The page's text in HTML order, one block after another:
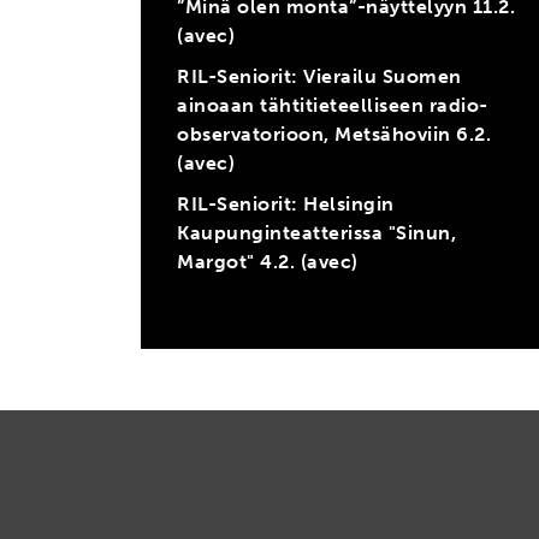
”Minä olen monta”-näyttelyyn 11.2.
(avec)
RIL-Seniorit: Vierailu Suomen
ainoaan tähtitieteelliseen radio-
observatorioon, Metsähoviin 6.2.
(avec)
RIL-Seniorit: Helsingin
Kaupunginteatterissa "Sinun,
Margot" 4.2. (avec)